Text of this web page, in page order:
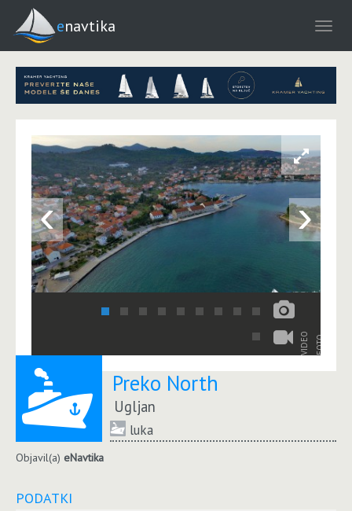
enavtika
‹ ›
VIDEO FOTO
Preko North
Ugljan
luka
Objavil(a) eNavtika
PODATKI